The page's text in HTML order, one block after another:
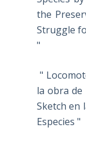
the
Struggle
"
"
la obra de
Sketch en
Especies "